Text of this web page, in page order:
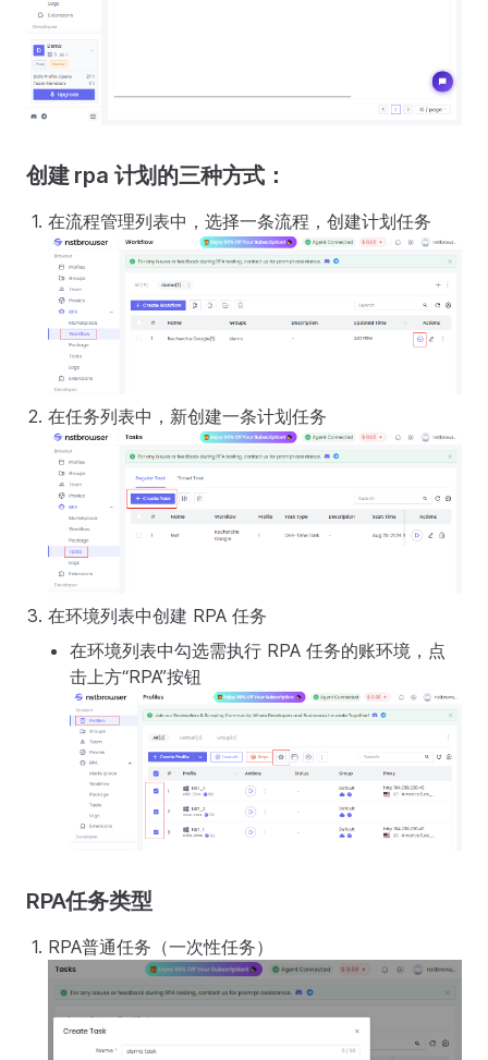
创建 rpa 计划的三种方式：
在流程管理列表中，选择一条流程，创建计划任务
在任务列表中，新创建一条计划任务
在环境列表中创建 RPA 任务
在环境列表中勾选需执行 RPA 任务的账环境，点
击上方“RPA”按钮
RPA任务类型
RPA普通任务（一次性任务）